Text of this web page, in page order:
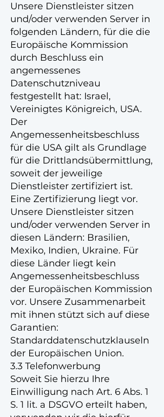
Unsere Dienstleister sitzen
und/oder verwenden Server in
folgenden Ländern, für die die
Europäische Kommission
durch Beschluss ein
angemessenes
Datenschutzniveau
festgestellt hat: Israel,
Vereinigtes Königreich, USA.
Der
Angemessenheitsbeschluss
für die USA gilt als Grundlage
für die Drittlandsübermittlung,
soweit der jeweilige
Dienstleister zertifiziert ist.
Eine Zertifizierung liegt vor.
Unsere Dienstleister sitzen
und/oder verwenden Server in
diesen Ländern: Brasilien,
Mexiko, Indien, Ukraine. Für
diese Länder liegt kein
Angemessenheitsbeschluss
der Europäischen Kommission
vor. Unsere Zusammenarbeit
mit ihnen stützt sich auf diese
Garantien:
Standarddatenschutzklauseln
der Europäischen Union.
3.3 Telefonwerbung
Soweit Sie hierzu Ihre
Einwilligung nach Art. 6 Abs. 1
S. 1 lit. a DSGVO erteilt haben,